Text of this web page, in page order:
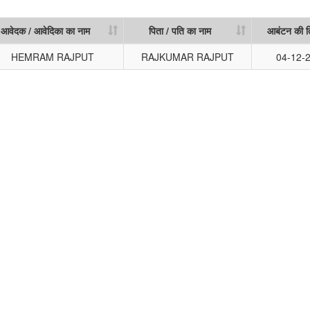
आवेदक / आवेदिका का नाम पिता / पति का नाम आबंटन की
आवेदक / आवेदिका का नाम पिता / पति का नाम आबंटन की
HEMRAM RAJPUT RAJKUMAR RAJPUT 04-12-